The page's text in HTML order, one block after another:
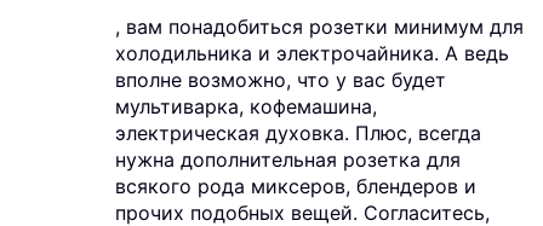
, вам понадобиться розетки минимум для
холодильника и электрочайника. А ведь
вполне возможно, что у вас будет
мультиварка, кофемашина,
электрическая духовка. Плюс, всегда
нужна дополнительная розетка для
всякого рода миксеров, блендеров и
прочих подобных вещей. Согласитесь,